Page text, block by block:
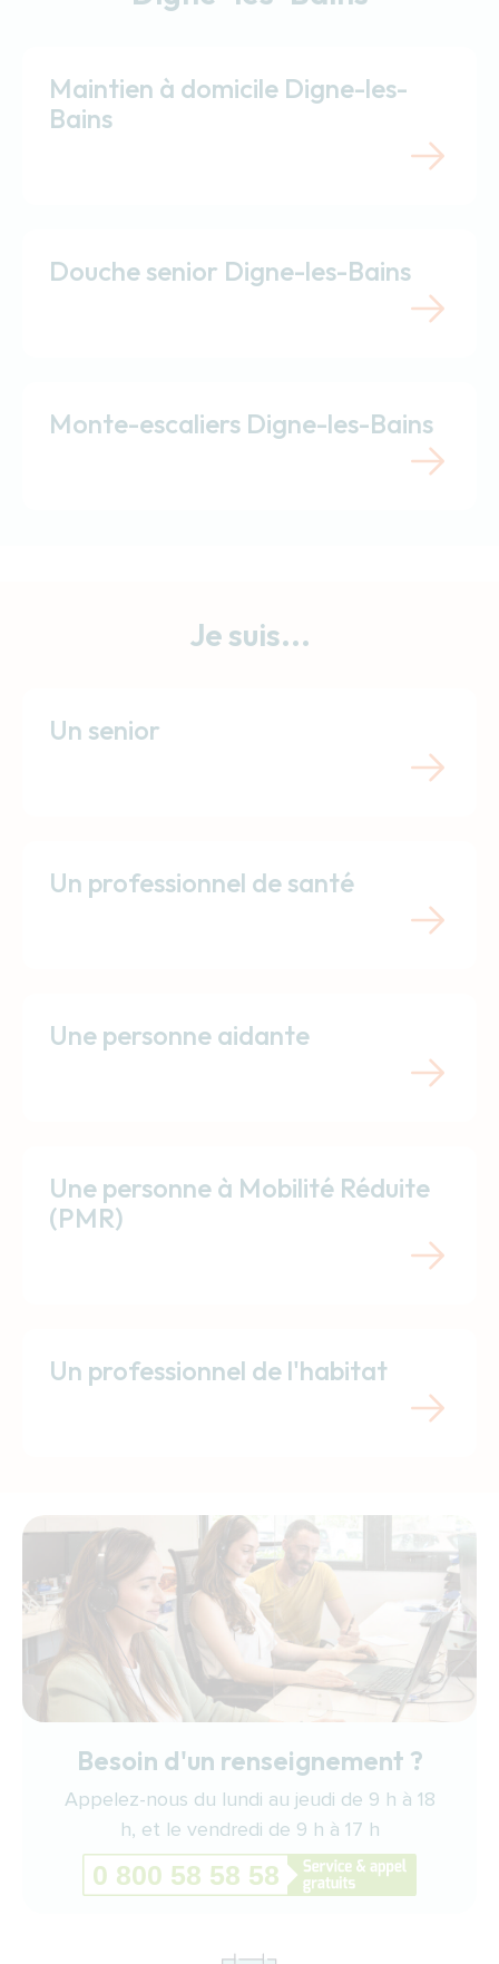
Maintien à domicile Digne-les-
Bains
Douche senior Digne-les-Bains
Monte-escaliers Digne-les-Bains
Je suis...
Un senior
Un professionnel de santé
Une personne aidante
Une personne à Mobilité Réduite
(PMR)
Un professionnel de l'habitat
Besoin d'un renseignement ?
Appelez-nous du lundi au jeudi de 9 h à 18
h, et le vendredi de 9 h à 17 h